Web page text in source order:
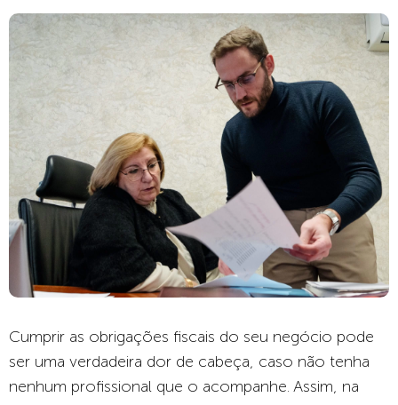
Cumprir as obrigações fiscais do seu negócio pode
ser uma verdadeira dor de cabeça, caso não tenha
nenhum profissional que o acompanhe. Assim, na